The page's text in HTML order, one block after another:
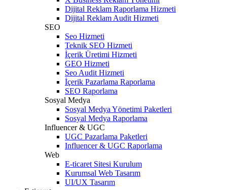
Dijital Reklam Raporlama Hizmeti
Dijital Reklam Audit Hizmeti
SEO
Seo Hizmeti
Teknik SEO Hizmeti
İçerik Üretimi Hizmeti
GEO Hizmeti
Seo Audit Hizmeti
İçerik Pazarlama Raporlama
SEO Raporlama
Sosyal Medya
Sosyal Medya Yönetimi Paketleri
Sosyal Medya Raporlama
Influencer & UGC
UGC Pazarlama Paketleri
Influencer & UGC Raporlama
Web
E-ticaret Sitesi Kurulum
Kurumsal Web Tasarım
UI/UX Tasarım